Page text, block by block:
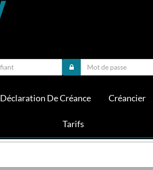
Déclaration De Créance Créancier
Tarifs